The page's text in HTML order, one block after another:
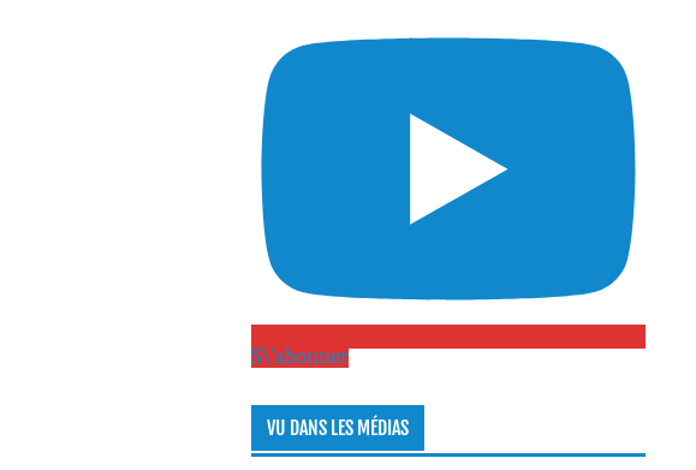
S\'abonner
VU DANS LES MÉDIAS